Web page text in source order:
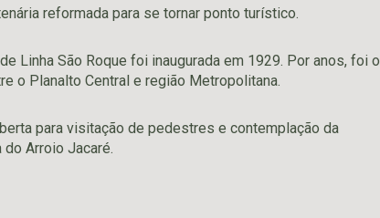
reformada para se tornar ponto turístico.
Linha São Roque foi inaugurada em 1929. Por anos, foi o
o Planalto Central e região Metropolitana.
para visitação de pedestres e contemplação da
Arroio Jacaré.